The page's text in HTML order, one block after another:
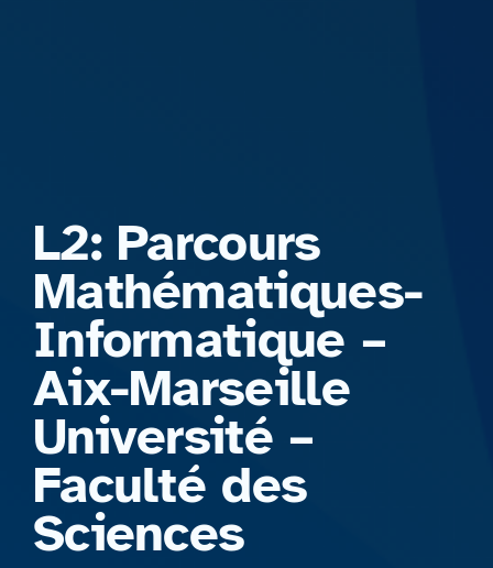
L2: Parcours
Mathématiques-
Informatique –
Aix-Marseille
Université –
Faculté des
Sciences